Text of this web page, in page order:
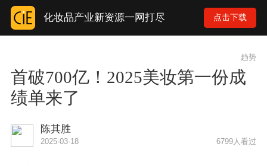
化妆品产业新资源一网打尽 点击下载
趋势
首破700亿！2025美妆第一份成
绩单来了
陈其胜
2025-03-18 6799人看过